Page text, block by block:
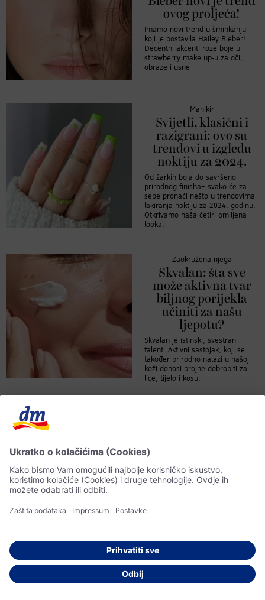
ovog proljeća!
Imamo novi trend u šminkanju
koji je postavila Hailey Bieber!
Decentni akcenti roze boje u
strawberry make up-u za oči,
obraze i usne
Manikir
Svijetli, klasični i
razigrani: ovo su
trendovi u izgledu
noktiju za 2024.
Od žarkih boja do savršeno
prirodnog finisha– svako će za
sebe pronaći nešto u trendovima
lakiranja noktiju za 2024. godinu.
Otkrivamo naša četiri omiljena
looka.
Zaokružena njega
Skvalan: šta sve
može aktivna tvar
biljnog porijekla
učiniti za našu
ljepotu?
Skvalan je istinski, svestrani
talent. Aktivni sastojak, koji se
također prirodno nalazi u našoj
koži donosi brojne dobrobiti za
lice, tijelo i kosu.
Odgovarajuća njega u potpunosti
savjete za njegu svih tipova kose!
Vodič za make up
Sve što morate znati
o make up podlozi i